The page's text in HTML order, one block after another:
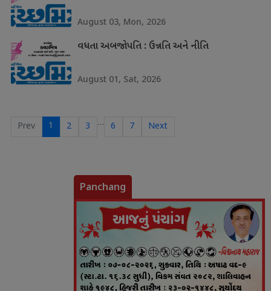
August 03, Mon, 2026
વધતા અબજોપતિ : ઉન્નતિ અને નીતિ
August 01, Sat, 2026
Prev 1 2 3 … 6 7 Next
Panchang